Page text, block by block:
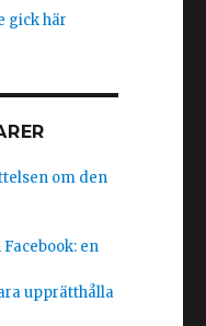
gick här
om den
en
upprätthålla